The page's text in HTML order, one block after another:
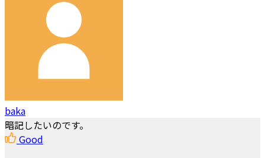
baka
暗記したいのです。
Good